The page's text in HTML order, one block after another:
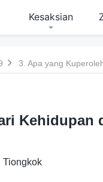
Kesaksian
3. Apa yang
Kehidupan
Tiongkok